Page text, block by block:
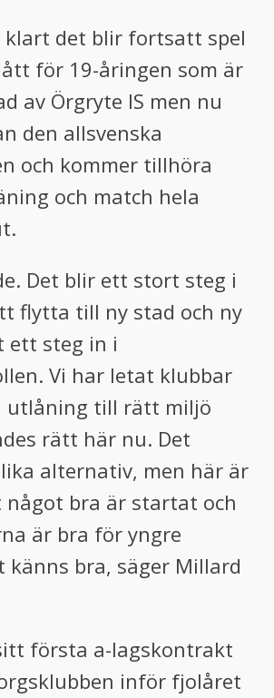
klart det blir fortsatt spel
för 19-åringen som är
av Örgryte IS men nu
den allsvenska
och kommer tillhöra
och match hela
Det blir ett stort steg i
flytta till ny stad och ny
ett steg in i
Vi har letat klubbar
utlåning till rätt miljö
rätt här nu. Det
alternativ, men här är
bra är startat och
är bra för yngre
känns bra, säger Millard
första a-lagskontrakt
inför fjolåret